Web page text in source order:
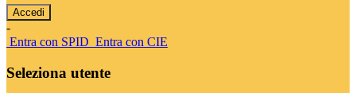
-
Entra con SPID Entra con CIE
Seleziona utente